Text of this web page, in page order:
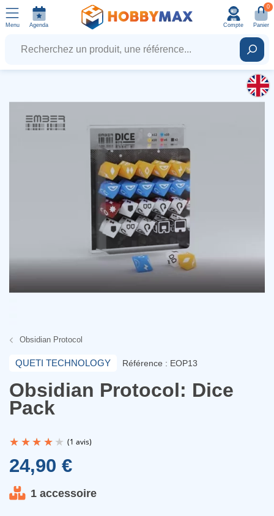
Menu Agenda Compte
0
Panier
Recherchez un produit, une référence...
Obsidian Protocol
QUETI TECHNOLOGY Référence : EOP13
Obsidian Protocol: Dice
Pack
24,90 €
1 accessoire